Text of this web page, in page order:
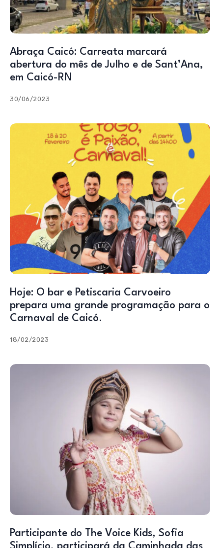
Abraça Caicó: Carreata marcará
abertura do mês de Julho e de Sant’Ana,
em Caicó-RN
30/06/2023
Hoje: O bar e Petiscaria Carvoeiro
prepara uma grande programação para o
Carnaval de Caicó.
18/02/2023
Participante do The Voice Kids, Sofia